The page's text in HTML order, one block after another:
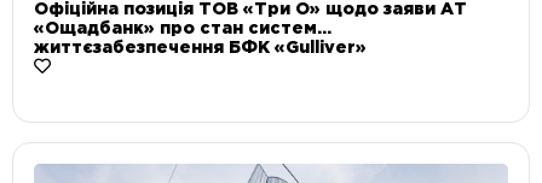
Офіційна позиція ТОВ «Три О» щодо заяви АТ
«Ощадбанк» про стан систем
життєзабезпечення БФК «Gulliver»